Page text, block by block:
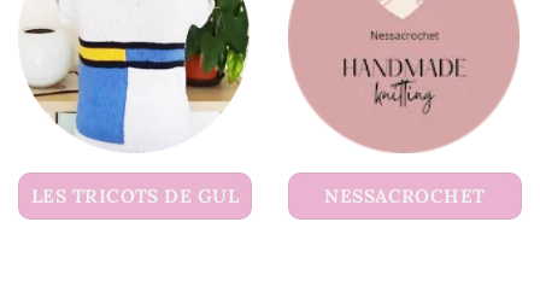
LES TRICOTS DE GUL NESSACROCHET